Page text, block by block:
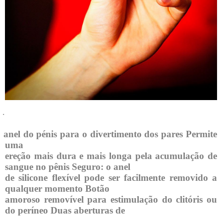
·
anel do pénis para o divertimento dos pares Permite
uma
ereção mais dura e mais longa pela acumulação de
sangue no pênis Seguro: o anel
de silicone flexível pode ser facilmente removido a
qualquer momento Botão
amoroso removível para estimulação do clitóris ou
do períneo Duas aberturas de